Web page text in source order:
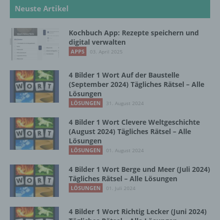
Neuste Artikel
Kochbuch App: Rezepte speichern und
digital verwalten
APPS 03. April 2025
4 Bilder 1 Wort Auf der Baustelle
(September 2024) Tägliches Rätsel – Alle
Lösungen
LÖSUNGEN 31. August 2024
4 Bilder 1 Wort Clevere Weltgeschichte
(August 2024) Tägliches Rätsel – Alle
Lösungen
LÖSUNGEN 01. August 2024
4 Bilder 1 Wort Berge und Meer (Juli 2024)
Tägliches Rätsel – Alle Lösungen
LÖSUNGEN 01. Juli 2024
4 Bilder 1 Wort Richtig Lecker (Juni 2024)
b) betroffene Person
Betroffene Person ist jede identifizierte oder
identifizierbare natürliche Person, deren
Verarbeitung Verantwortlichen verarbeitet
werden.
c) Verarbeitung
Verarbeitung ist jeder mit oder ohne Hilfe
automatisierter Verfahren ausgeführte
Zusammenhang mit personenbezogenen
Daten wie das Erheben, das Erfassen, die
Organisation, das Ordnen, die Speicherung,
die Anpassung oder Veränderung, das
Auslesen, das Abfragen, die Verwendung,
die Offenlegung durch Übermittlung,